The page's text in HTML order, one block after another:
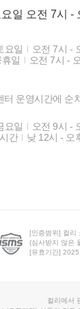
일 오전 7시 -
요일
오전 7시 -
일
오전 7시 -
터 운영시간에 순
요일
오전 9시 -
간
낮 12시 - 오
[인증범위] 컬리
(심사받지 않은
[유효기간]
컬리에서